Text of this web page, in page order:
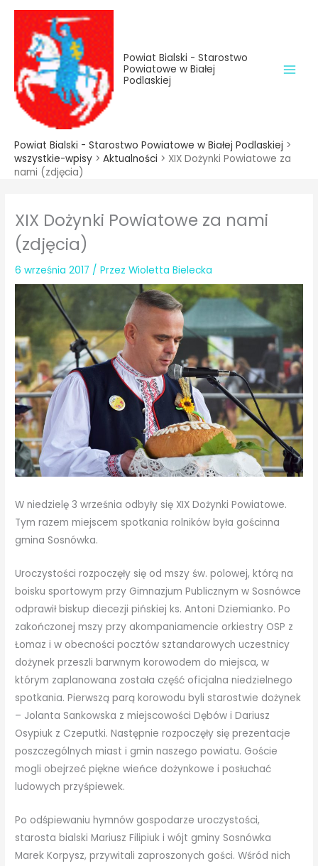
treści
Przejdź
treści
Powiat Bialski - Starostwo
Powiatowe w Białej
Podlaskiej
Powiat Bialski - Starostwo Powiatowe w Białej Podlaskiej >
wszystkie-wpisy > Aktualności > XIX Dożynki Powiatowe za
nami (zdjęcia)
XIX Dożynki Powiatowe za nami
(zdjęcia)
6 września 2017 / PrzezWioletta Bielecka
W niedzielę 3 września odbyły się XIX Dożynki Powiatowe.
Tym razem miejscem spotkania rolników była gościnna
gmina Sosnówka.
Uroczystości rozpoczęły się od mszy św. polowej, którą na
boisku sportowym przy Gimnazjum Publicznym w Sosnówce
odprawił biskup diecezji pińskiej ks. Antoni Dziemianko. Po
zakończonej mszy przy akompaniamencie orkiestry OSP z
Łomaz i w obecności pocztów sztandarowych uczestnicy
dożynek przeszli barwnym korowodem do miejsca, w
którym zaplanowana została część oficjalna niedzielnego
spotkania. Pierwszą parą korowodu byli starostwie dożynek
– Jolanta Sankowska z miejscowości Dębów i Dariusz
Osypiuk z Czeputki. Następnie rozpoczęły się prezentacje
poszczególnych miast i gmin naszego powiatu. Goście
mogli obejrzeć piękne wieńce dożynkowe i posłuchać
ludowych przyśpiewek.
Po odśpiewaniu hymnów gospodarze uroczystości,
starosta bialski Mariusz Filipiuk i wójt gminy Sosnówka
Marek Korpysz, przywitali zaproszonych gości. Wśród nich